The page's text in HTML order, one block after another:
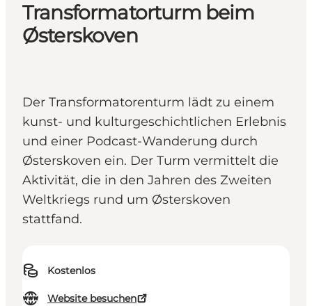
Transformatorturm beim
Østerskoven
Der Transformatorenturm lädt zu einem
kunst- und kulturgeschichtlichen Erlebnis
und einer Podcast-Wanderung durch
Østerskoven ein. Der Turm vermittelt die
Aktivität, die in den Jahren des Zweiten
Weltkriegs rund um Østerskoven
stattfand.
Kostenlos
Website besuchen